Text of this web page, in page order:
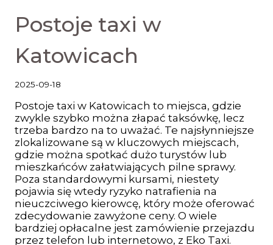
Postoje taxi w
Katowicach
2025-09-18
Postoje taxi w Katowicach to miejsca, gdzie
zwykle szybko można złapać taksówkę, lecz
trzeba bardzo na to uważać. Te najsłynniejsze
zlokalizowane są w kluczowych miejscach,
gdzie można spotkać dużo turystów lub
mieszkańców załatwiających pilne sprawy.
Poza standardowymi kursami, niestety
pojawia się wtedy ryzyko natrafienia na
nieuczciwego kierowcę, który może oferować
zdecydowanie zawyżone ceny. O wiele
bardziej opłacalne jest zamówienie przejazdu
przez telefon lub internetowo, z Eko Taxi.